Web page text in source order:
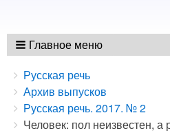
Главное меню
Breadcrumbs
You
are
here:
Русская речь
Архив выпусков
Русская речь. 2017. № 2
Человек: пол неизвестен, а